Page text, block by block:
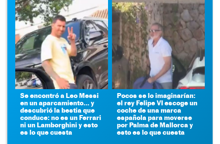
Se encontró a Leo Messi
en un aparcamiento... y
descubrió la bestia que
conduce: no es un Ferrari
ni un Lamborghini y esto
es lo que cuesta
Pocos se lo imaginarían:
el rey Felipe VI escoge un
coche de una marca
española para moverse
por Palma de Mallorca y
esto es lo que cuesta